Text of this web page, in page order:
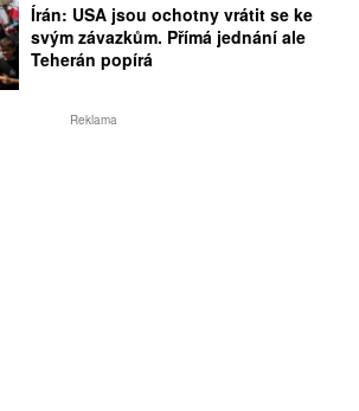
Írán: USA jsou ochotny vrátit se ke
svým závazkům. Přímá jednání ale
Teherán popírá
Reklama